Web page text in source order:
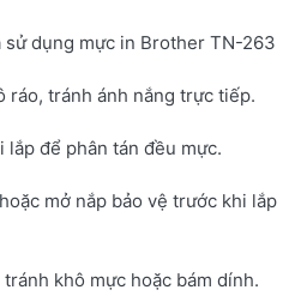
dụng mực in Brother TN-263
ráo, tránh ánh nắng trực tiếp.
để phân tán đều mực.
mở nắp bảo vệ trước khi lắp
khô mực hoặc bám dính.